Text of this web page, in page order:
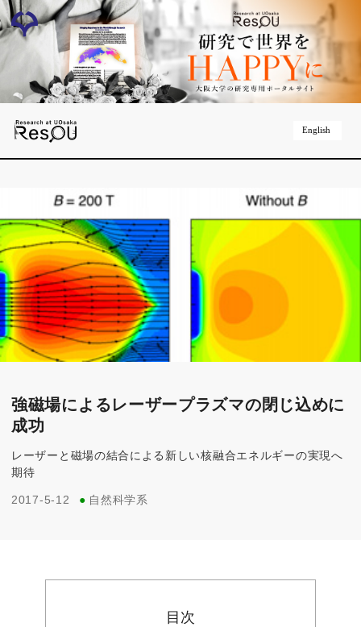
English
強磁場によるレーザープラズマの閉じ込めに
成功
レーザーと磁場の結合による新しい核融合エネルギーの実現へ
期待
2017-5-12 ● 自然科学系
目次